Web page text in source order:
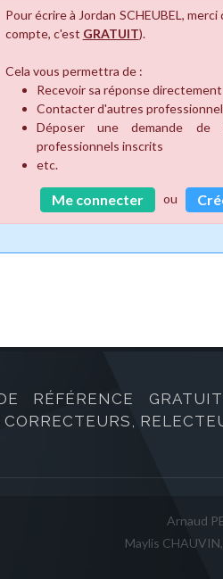
Pour écrire à Jordan SCHEUBEL,
compte, c'est GRATUIT).
Cela vous permettra de :
Recevoir sa réponse
Contacter d'autres
Déposer une demande
professionnels inscrits
etc.
Me connecter ou
RÉFÉRENCE
Arnaud
Maylis